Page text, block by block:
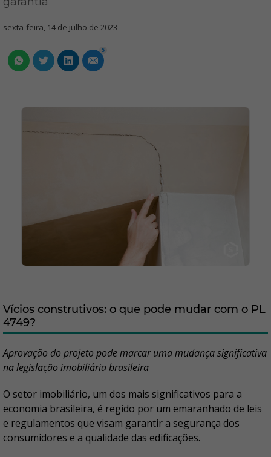
sexta-feira, 14 de julho de 2023
5
Vícios construtivos: o que pode mudar com o PL
4749?
Aprovação do projeto pode marcar uma mudança significativa
na legislação imobiliária brasileira
O setor imobiliário, um dos mais significativos para a
economia brasileira, é regido por um emaranhado de leis
e regulamentos que visam garantir a segurança dos
consumidores e a qualidade das edificações.